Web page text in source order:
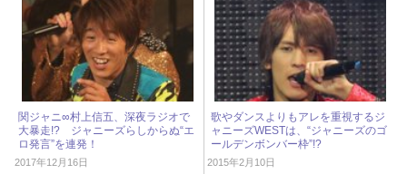
関ジャニ∞村上信五、深夜ラジオで
大暴走!? ジャニーズらしからぬ“エ
ロ発言”を連発！
2017年12月16日
歌やダンスよりもアレを重視するジ
ャニーズWESTは、“ジャニーズのゴ
ールデンボンバー枠”!?
2015年2月10日